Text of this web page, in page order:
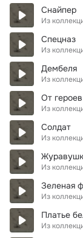
Снайпер
Из
Спецназ
Из
Дембеля
Из
От
Из
Солдат
Из
Из
Зеленая
Из
Платье
Из